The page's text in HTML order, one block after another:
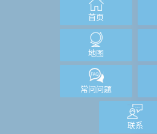
首页
地图
常问问题
联系